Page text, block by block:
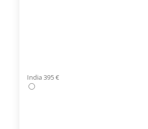
India 395 €